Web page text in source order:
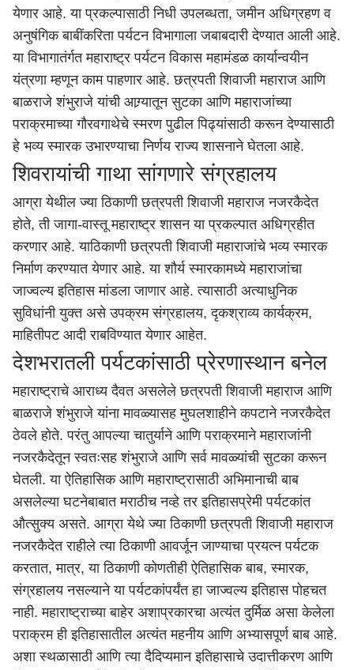
येणार आहे. या प्रकल्पासाठी निधी उपलब्धता, जमीन अधिग्रहण व
अनुषंगिक बाबींकरिता पर्यटन विभागाला जबाबदारी देण्यात आली आहे.
या विभागातंर्गत महाराष्ट्र पर्यटन विकास महामंडळ कार्यान्वयीन
यंत्रणा म्हणून काम पाहणार आहे. छत्रपती शिवाजी महाराज आणि
बाळराजे शंभुराजे यांची आग्र्यातून सुटका आणि महाराजांच्या
पराक्रमाच्या गौरवगाथेचे स्मरण पुढील पिढ्यांसाठी करून देण्यासाठी
हे भव्य स्मारक उभारण्याचा निर्णय राज्य शासनाने घेतला आहे.
शिवरायांची गाथा सांगणारे संग्रहालय
आग्रा येथील ज्या ठिकाणी छत्रपती शिवाजी महाराज नजरकैदेत
होते, ती जागा-वास्तू महाराष्ट्र शासन या प्रकल्पात अधिग्रहीत
करणार आहे. याठिकाणी छत्रपती शिवाजी महाराजांचे भव्य स्मारक
निर्माण करण्यात येणार आहे. या शौर्य स्मारकामध्ये महाराजांचा
जाज्वल्य इतिहास मांडला जाणार आहे. त्यासाठी अत्याधुनिक
सुविधांनी युक्त असे उपक्रम संग्रहालय, दृकश्राव्य कार्यक्रम,
माहितीपट आदी राबविण्यात येणार आहेत.
देशभरातली पर्यटकांसाठी प्रेरणास्थान बनेल
महाराष्ट्राचे आराध्य दैवत असलेले छत्रपती शिवाजी महाराज आणि
बाळराजे शंभुराजे यांना मावळ्यासह मुघलशाहीने कपटाने नजरकैदेत
ठेवले होते. परंतु आपल्या चातुर्याने आणि पराक्रमाने महाराजांनी
नजरकैदेतून स्वतःसह शंभुराजे आणि सर्व मावळ्यांची सुटका करून
घेतली. या ऐतिहासिक आणि महाराष्ट्रासाठी अभिमानाची बाब
असलेल्या घटनेबाबात मराठीच नव्हे तर इतिहासप्रेमी पर्यटकांत
औत्सुक्य असते. आग्रा येथे ज्या ठिकाणी छत्रपती शिवाजी महाराज
नजरकैदेत राहीले त्या ठिकाणी आवर्जून जाण्याचा प्रयत्न पर्यटक
करतात, मात्र, या ठिकाणी कोणतीही ऐतिहासिक बाब, स्मारक,
संग्रहालय नसल्याने या पर्यटकांपर्यंत हा जाज्वल्य इतिहास पोहचत
नाही.महाराष्ट्राच्या बाहेर अशाप्रकारचा अत्यंत दुर्मिळ असा केलेला
पराक्रम ही इतिहासातील अत्यंत महनीय आणि अभ्यासपूर्ण बाब आहे.
अशा स्थळासाठी आणि त्या दैदिप्यमान इतिहासाचे उदात्तीकरण आणि